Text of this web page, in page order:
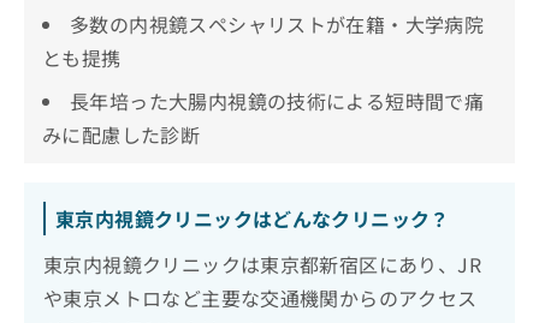
多数の内視鏡スペシャリストが在籍・大学病院
とも提携
長年培った大腸内視鏡の技術による短時間で痛
みに配慮した診断
東京内視鏡クリニックはどんなクリニック？
東京内視鏡クリニックは東京都新宿区にあり、JR
や東京メトロなど主要な交通機関からのアクセス